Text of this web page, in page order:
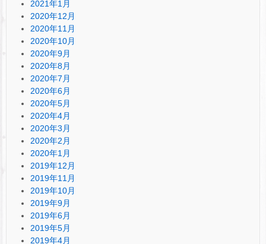
2021年1月
2020年12月
2020年11月
2020年10月
2020年9月
2020年8月
2020年7月
2020年6月
2020年5月
2020年4月
2020年3月
2020年2月
2020年1月
2019年12月
2019年11月
2019年10月
2019年9月
2019年6月
2019年5月
2019年4月